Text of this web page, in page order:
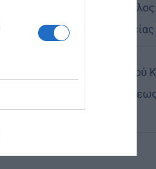
Κορίνθου
φωτός της Θείας
Πανήγυρη Ιερού